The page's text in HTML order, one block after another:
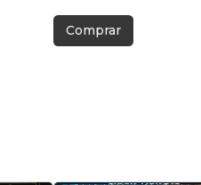
Comprar